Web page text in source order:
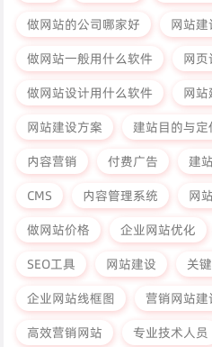
做网站的公司哪家好
网站建
做网站一般用什么软件
网
做网站设计用什么软件
网
网站建设方案
建站目的与定
内容营销
付费广告 建
CMS
内容管理系统
网
做网站价格
企业网站优化
SEO工具
网站建设 关
企业网站线框图
营销网站建
高效营销网站
专业技术人员